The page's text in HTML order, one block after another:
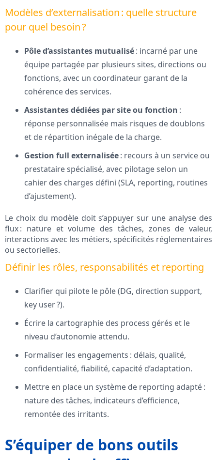
Modèles d’externalisation : quelle structure
pour quel besoin ?
Pôle d’assistantes mutualisé: incarné par une
équipe partagée par plusieurs sites, directions ou
fonctions, avec un coordinateur garant de la
cohérence des services.
Assistantes dédiées par site ou fonction :
réponse personnalisée mais risques de doublons
et de répartition inégale de la charge.
Gestion full externalisée: recours à un service ou
prestataire spécialisé, avec pilotage selon un
cahier des charges défini (SLA, reporting, routines
d’ajustement).
Le choix du modèle doit s’appuyer sur une analyse des
flux : nature et volume des tâches, zones de valeur,
interactions avec les métiers, spécificités réglementaires
ou sectorielles.
Définir les rôles, responsabilités et reporting
Clarifier qui pilote le pôle (DG, direction support,
key user ?).
Écrire la cartographie des process gérés et le
niveau d’autonomie attendu.
Formaliser les engagements : délais, qualité,
confidentialité, fiabilité, capacité d’adaptation.
Mettre en place un système de reporting adapté :
nature des tâches, indicateurs d’efficience,
remontée des irritants.
S’équiper de bons outils